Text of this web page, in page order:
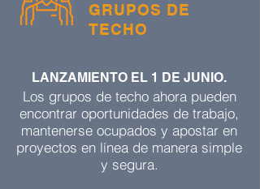
GRUPOS DE
TECHO
LANZAMIENTO EL 1 DE JUNIO.
Los grupos de techo ahora pueden
encontrar oportunidades de trabajo,
mantenerse ocupados y apostar en
proyectos en línea de manera simple
y segura.